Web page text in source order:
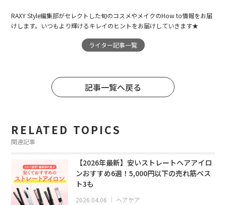
RAXY Style編集部がセレクトした旬のコスメやメイクのHow to情報をお届
けします。いつもより輝けるキレイのヒントをお届けしていきます★
ライター記事一覧
記事一覧へ戻る
RELATED TOPICS
関連記事
【2026年最新】安いストレートヘアアイロ
ンおすすめ6選！5,000円以下の売れ筋ベス
ト3も
2026.04.06 ｜ ヘアケア